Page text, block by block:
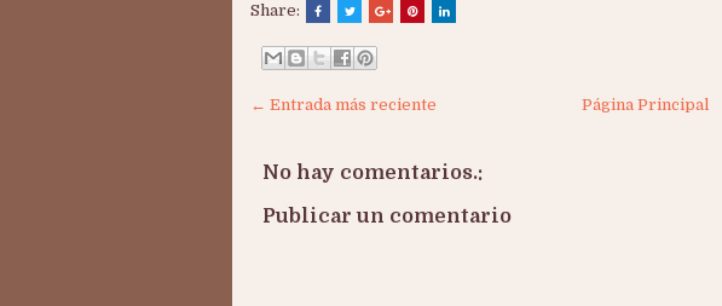
Share:
← Entrada más reciente Página Principal
No hay comentarios.:
Publicar un comentario